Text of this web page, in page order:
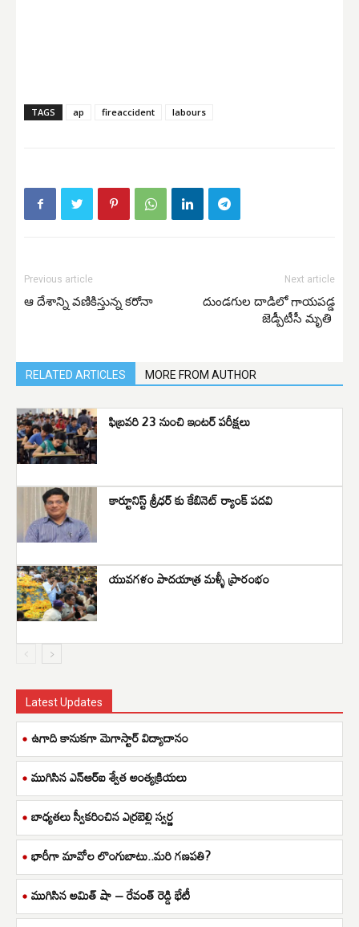
TAGS ap fireaccident labours
Previous article
ఆ దేశాన్ని వణికిస్తున్న కరోనా
Next article
దుండగుల దాడిలో గాయపడ్డ
జెడ్పీటీసీ మృతి
RELATED ARTICLES MORE FROM AUTHOR
ఫిబ్రవరి 23 నుంచి ఇంటర్ పరీక్షలు
కార్టూనిస్ట్ శ్రీధర్ కు కేబినెట్ ర్యాంక్ పదవి
యువగళం పాదయాత్ర మళ్ళీ ప్రారంభం
Latest Updates
ఉగాది కానుకగా మెగాస్టార్ విద్యాదానం
ముగిసిన ఎన్ఆర్ఐ శ్వేత అంత్యక్రియలు
బాధ్యతలు స్వీకరించిన ఎర్రబెల్లి స్వర్ణ
భారీగా మావోల లొంగుబాటు..మరి గణపతి?
ముగిసిన అమిత్ షా – రేవంత్ రెడ్డి భేటీ